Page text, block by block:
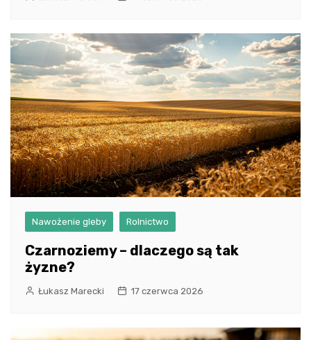
Nawożenie gleby Rolnictwo
Czarnoziemy – dlaczego są tak
żyzne?
Łukasz Marecki 17 czerwca 2026